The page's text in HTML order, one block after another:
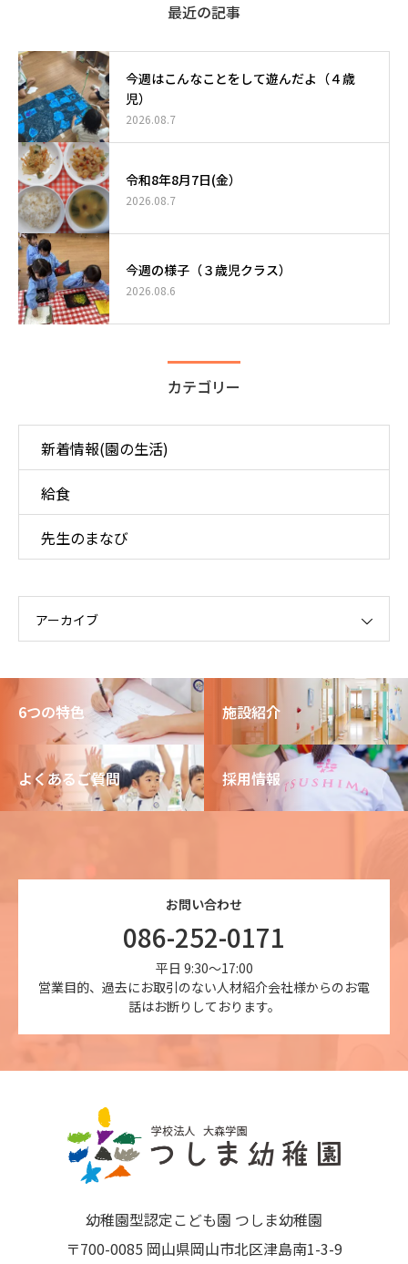
最近の記事
今週はこんなことをして遊んだよ（４歳
児）
2026.08.7
令和8年8月7日(金）
2026.08.7
今週の様子（３歳児クラス）
2026.08.6
カテゴリー
新着情報(園の生活)
給食
先生のまなび
アーカイブ
6つの特色 施設紹介
よくあるご質問 採用情報
お問い合わせ
086-252-0171
平日 9:30～17:00
営業目的、過去にお取引のない人材紹介会社様からのお電
話はお断りしております。
幼稚園型認定こども園 つしま幼稚園
〒700-0085 岡山県岡山市北区津島南1-3-9